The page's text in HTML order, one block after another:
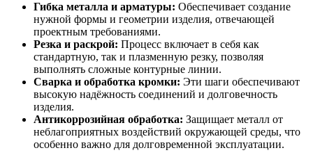
Шина
медная
медный
(пруток)
Лента
медная
Лист
Труба
медная
Круг
Фитинги
резьбовые
Фитинги
резьбовые
Фитинги
резьбовые
Хомуты
стальные
Труба ВГП
Гибка металла и арматуры: Обеспечивает создание
нужной формы и геометрии изделия, отвечающей
проектным требованиями.
Резка и раскрой: Процесс включает в себя как
стандартную, так и плазменную резку, позволяя
выполнять сложные контурные линии.
Сварка и обработка кромки: Эти шаги обеспечивают
высокую надёжность соединений и долговечность
изделия.
Антикоррозийная обработка: Защищает металл от
неблагоприятных воздействий окружающей среды, что
особенно важно для долговременной эксплуатации.